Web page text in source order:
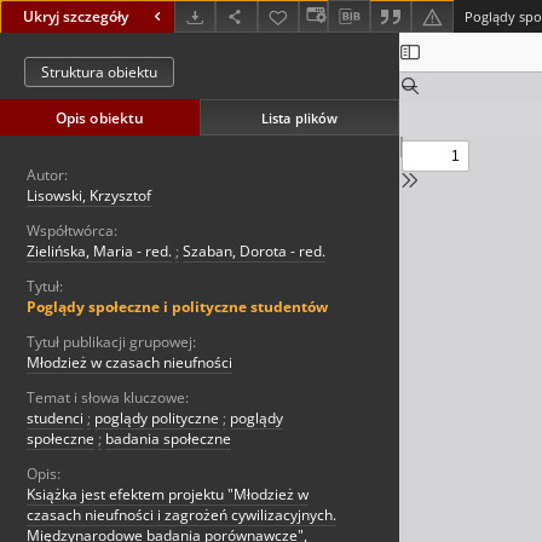
Ukryj szczegóły Poglądy
Struktura obiektu
Opis obiektu Lista plików
Autor:
Lisowski, Krzysztof
Współtwórca:
Zielińska, Maria - red. ; Szaban, Dorota - red.
Tytuł:
Poglądy społeczne i polityczne studentów
Tytuł publikacji grupowej:
Młodzież w czasach nieufności
Temat i słowa kluczowe:
studenci ; poglądy polityczne ; poglądy
społeczne ; badania społeczne
Opis:
Książka jest efektem projektu "Młodzież w
czasach nieufności i zagrożeń cywilizacyjnych.
Międzynarodowe badania porównawcze",